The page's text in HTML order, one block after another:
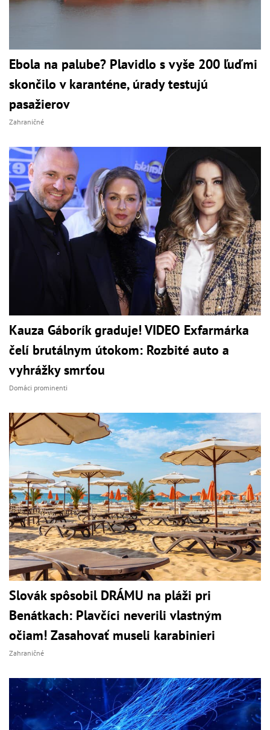
Ebola na palube? Plavidlo s vyše 200 ľuďmi
skončilo v karanténe, úrady testujú
pasažierov
Zahraničné
Kauza Gáborík graduje! VIDEO Exfarmárka
čelí brutálnym útokom: Rozbité auto a
vyhrážky smrťou
Domáci prominenti
Slovák spôsobil DRÁMU na pláži pri
Benátkach: Plavčíci neverili vlastným
očiam! Zasahovať museli karabinieri
Zahraničné